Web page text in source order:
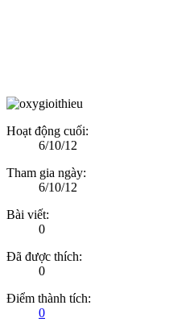
Hoạt động cuối:
6/10/12
Tham gia ngày:
6/10/12
Bài viết:
0
Đã được thích:
0
Điểm thành tích:
0